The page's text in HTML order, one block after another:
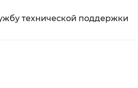
технической поддержки